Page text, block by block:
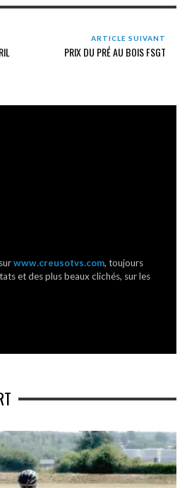
ARTICLE SUIVANT
PRIX DU PRÉ AU BOIS FSGT
www.creusotvs.com, toujours
et des plus beaux clichés, sur les